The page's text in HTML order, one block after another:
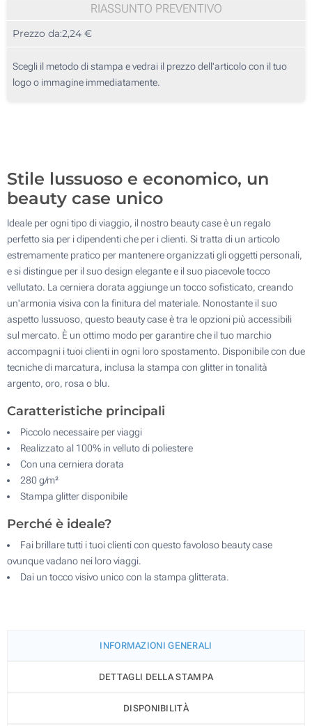
50
125
250
RIASSUNTO PREVENTIVO
Prezzo da:2,24 €
Scegli il metodo di stampa e vedrai il prezzo dell'articolo con il tuo
logo o immagine immediatamente.
Stile lussuoso e economico, un
beauty case unico
Ideale per ogni tipo di viaggio, il nostro beauty case è un regalo
perfetto sia per i dipendenti che per i clienti. Si tratta di un articolo
estremamente pratico per mantenere organizzati gli oggetti personali,
e si distingue per il suo design elegante e il suo piacevole tocco
vellutato. La cerniera dorata aggiunge un tocco sofisticato, creando
un'armonia visiva con la finitura del materiale. Nonostante il suo
aspetto lussuoso, questo beauty case è tra le opzioni più accessibili
sul mercato. È un ottimo modo per garantire che il tuo marchio
accompagni i tuoi clienti in ogni loro spostamento. Disponibile con due
tecniche di marcatura, inclusa la stampa con glitter in tonalità
argento, oro, rosa o blu.
Caratteristiche principali
Piccolo necessaire per viaggi
Realizzato al 100% in velluto di poliestere
Con una cerniera dorata
280 g/m²
Stampa glitter disponibile
Perché è ideale?
Fai brillare tutti i tuoi clienti con questo favoloso beauty case
ovunque vadano nei loro viaggi.
Dai un tocco visivo unico con la stampa glitterata.
INFORMAZIONI GENERALI
DETTAGLI DELLA STAMPA
DISPONIBILITÀ